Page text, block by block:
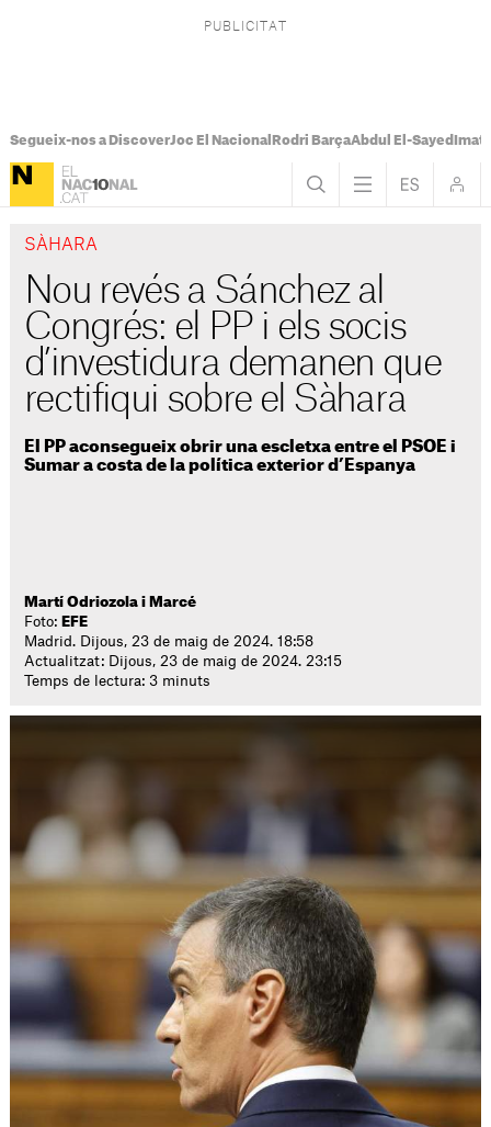
Segueix-nos a DiscoverJoc El Nacional Rodri BarçaAbdul El-Sayed
SÀHARA
Nou revés a Sánchez al
Congrés: el PP i els socis
d’investidura demanen que
rectifiqui sobre el Sàhara
El PP aconsegueix obrir una escletxa entre el PSOE i
Sumar a costa de la política exterior d’Espanya
Martí Odriozola i Marcé
Foto: EFE
Madrid. Dijous, 23 de maig de 2024. 18:58
Actualitzat: Dijous, 23 de maig de 2024. 23:15
Temps de lectura: 3 minuts